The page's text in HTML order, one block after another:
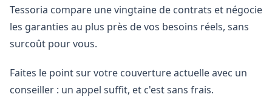
Tessoria compare une vingtaine de contrats et négocie
les garanties au plus près de vos besoins réels, sans
surcoût pour vous.
Faites le point sur votre couverture actuelle avec un
conseiller : un appel suffit, et c'est sans frais.